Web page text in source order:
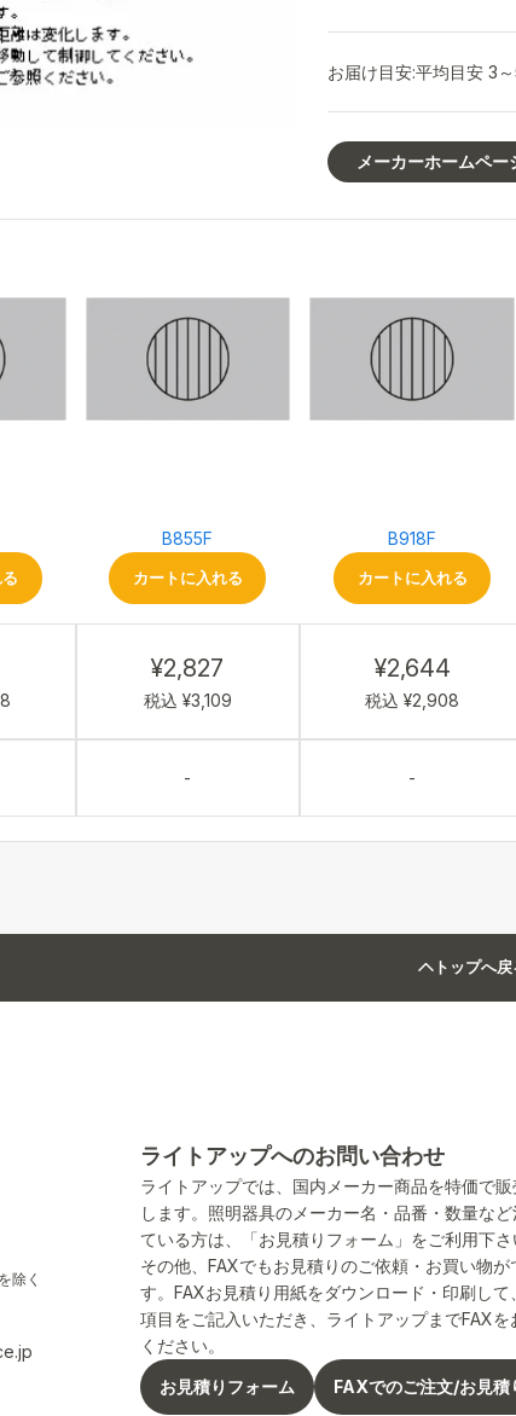
お届け目安:平均目安 3
メーカーホームペー
B855F
カートに入れる
¥2,827
税込 ¥3,109
-
B918F
カートに入れる
¥2,644
税込 ¥2,908
-
トップへ戻
除く
ライトアップへのお問い合わせ
ライトアップでは、国内メーカー商品を特価で販
します。照明器具のメーカー名・品番・数量など
ている方は、「お見積りフォーム」をご利用下さ
その他、FAXでもお見積りのご依頼・お買い物が
す。FAXお見積り用紙をダウンロード・印刷して
項目をご記入いただき、ライトアップまでFAXを
ください。
お見積りフォーム
FAXでのご注文/お見積